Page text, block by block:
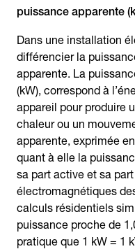
puissance apparente
Dans une installation
différencier la
apparente. La
(kW), correspond à
appareil pour produire
chaleur ou un
apparente, exprimée
quant à elle la
sa part active et sa
électromagnétiques
calculs résidentiels
puissance proche de
pratique que 1 kW = 1